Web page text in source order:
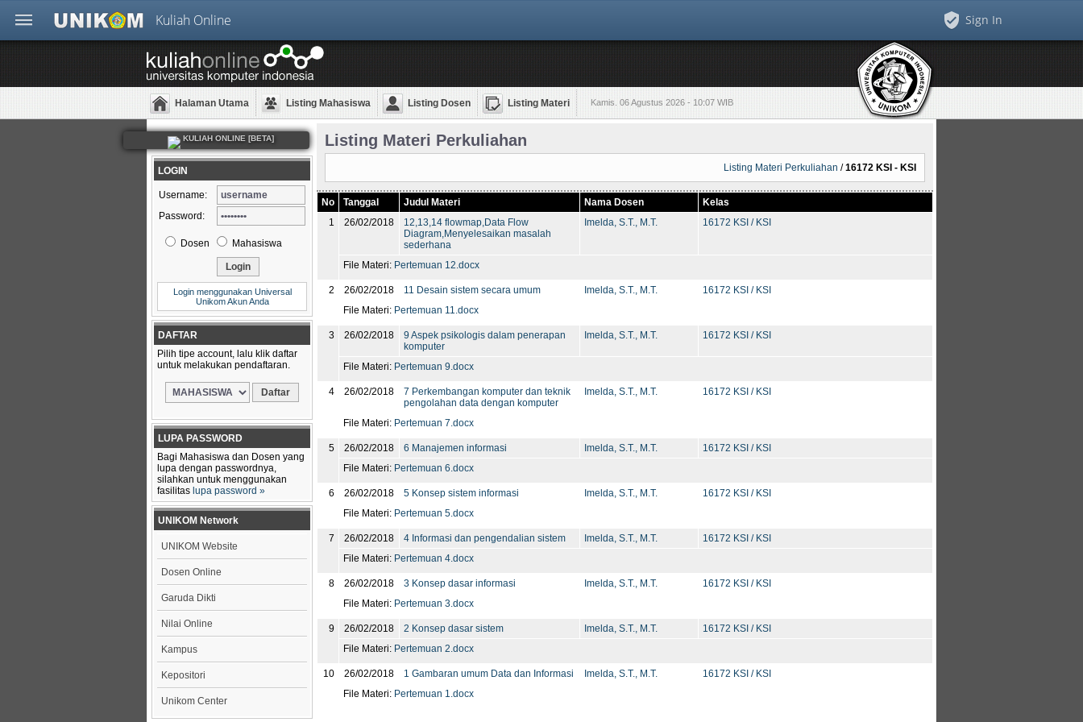
Kuliah Online Sign In
Halaman Utama Listing Mahasiswa Listing Dosen Listing Materi Kamis. 06 Agustus 2026 - 10:07 WIB
KULIAH ONLINE [BETA]
LOGIN
Username:
Password:
Dosen Mahasiswa
Login menggunakan Universal
Unikom Akun Anda
DAFTAR
Pilih tipe account, lalu klik daftar
untuk melakukan pendaftaran.
LUPA PASSWORD
Bagi Mahasiswa dan Dosen yang
lupa dengan passwordnya,
silahkan untuk menggunakan
fasilitas lupa password »
UNIKOM Network
UNIKOM Website
Dosen Online
Garuda Dikti
Nilai Online
Kampus
Kepositori
Unikom Center
Listing Materi Perkuliahan
Listing Materi Perkuliahan /16172 KSI - KSI
No Tanggal Judul Materi Nama Dosen
Kelas
1
26/02/2018
12,13,14 flowmap,Data Flow
Diagram,Menyelesaikan masalah
sederhana
Imelda, S.T., M.T. 16172 KSI / KSI
File Materi: Pertemuan 12.docx
2 26/02/2018 11 Desain sistem secara umum Imelda, S.T., M.T.
16172 KSI / KSI
File Materi: Pertemuan 11.docx
3 26/02/2018
9 Aspek psikologis dalam penerapan
komputer
Imelda, S.T., M.T. 16172 KSI / KSI
File Materi: Pertemuan 9.docx
4 26/02/2018
7 Perkembangan komputer dan teknik
pengolahan data dengan komputer
Imelda, S.T., M.T. 16172 KSI / KSI
File Materi: Pertemuan 7.docx
5 26/02/2018 6 Manajemen informasi Imelda, S.T., M.T.
16172 KSI / KSI
File Materi: Pertemuan 6.docx
6 26/02/2018 5 Konsep sistem informasi Imelda, S.T., M.T.
16172 KSI / KSI
File Materi: Pertemuan 5.docx
7 26/02/2018 4 Informasi dan pengendalian sistem Imelda, S.T., M.T.
16172 KSI / KSI
File Materi: Pertemuan 4.docx
8 26/02/2018 3 Konsep dasar informasi Imelda, S.T., M.T.
16172 KSI / KSI
File Materi: Pertemuan 3.docx
9 26/02/2018 2 Konsep dasar sistem Imelda, S.T., M.T.
16172 KSI / KSI
File Materi: Pertemuan 2.docx
10 26/02/2018 1 Gambaran umum Data dan Informasi Imelda, S.T., M.T.
16172 KSI / KSI
File Materi: Pertemuan 1.docx